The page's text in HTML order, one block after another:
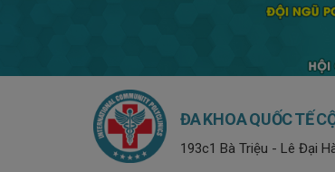
ĐA KHOA QUỐC TẾ
193c1 Bà Triệu - Lê Đại